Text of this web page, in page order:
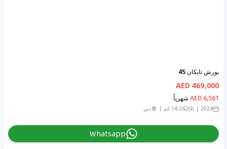
بورش تايكان 4S
469,000 AED
6,561 AED شهرياً
2024 14,242 كم دبي
Whatsapp